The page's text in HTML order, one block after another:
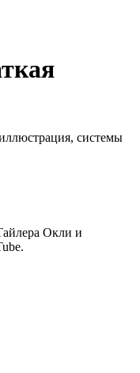
Окли и